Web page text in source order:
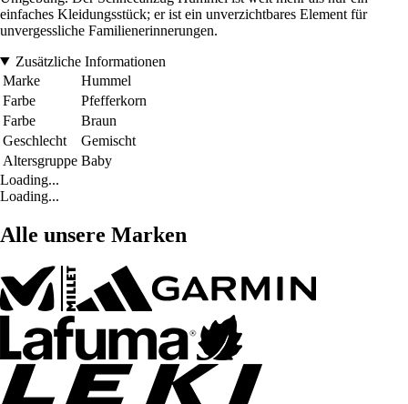
einfaches Kleidungsstück; er ist ein unverzichtbares Element für
unvergessliche Familienerinnerungen.
Zusätzliche Informationen
Marke
Hummel
Farbe
Pfefferkorn
Farbe
Braun
Geschlecht
Gemischt
Altersgruppe Baby
Loading...
Loading...
Alle unsere Marken